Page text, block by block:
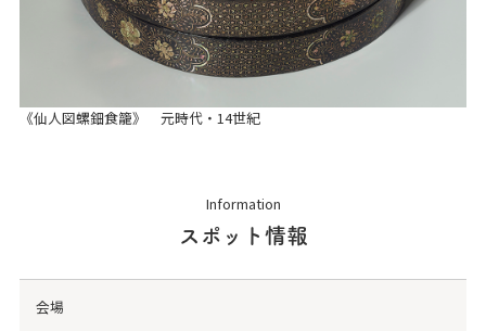
《仙人図螺鈿食籠》 元時代・14世紀
Information
スポット情報
会場